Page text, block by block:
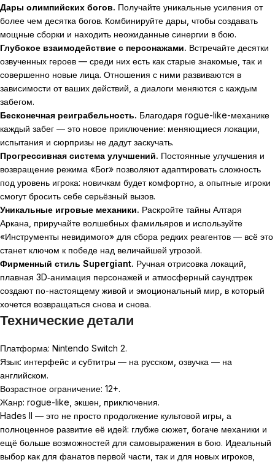
Дары олимпийских богов. Получайте уникальные усиления от
более чем десятка богов. Комбинируйте дары, чтобы создавать
мощные сборки и находить неожиданные синергии в бою.
Глубокое взаимодействие с персонажами. Встречайте десятки
озвученных героев — среди них есть как старые знакомые, так и
совершенно новые лица. Отношения с ними развиваются в
зависимости от ваших действий, а диалоги меняются с каждым
забегом.
Бесконечная реиграбельность. Благодаря rogue-like-механике
каждый забег — это новое приключение: меняющиеся локации,
испытания и сюрпризы не дадут заскучать.
Прогрессивная система улучшений. Постоянные улучшения и
возвращение режима «Бог» позволяют адаптировать сложность
под уровень игрока: новичкам будет комфортно, а опытные игроки
смогут бросить себе серьёзный вызов.
Уникальные игровые механики. Раскройте тайны Алтаря
Аркана, приручайте волшебных фамильяров и используйте
«Инструменты невидимого» для сбора редких реагентов — всё это
станет ключом к победе над величайшей угрозой.
Фирменный стиль Supergiant. Ручная отрисовка локаций,
плавная 3D‑анимация персонажей и атмосферный саундтрек
создают по-настоящему живой и эмоциональный мир, в который
хочется возвращаться снова и снова.
Технические детали
Платформа: Nintendo Switch 2.
Язык: интерфейс и субтитры — на русском, озвучка — на
английском.
Возрастное ограничение: 12+.
Жанр: rogue-like, экшен, приключения.
Hades II — это не просто продолжение культовой игры, а
полноценное развитие её идей: глубже сюжет, богаче механики и
ещё больше возможностей для самовыражения в бою. Идеальный
выбор как для фанатов первой части, так и для новых игроков,